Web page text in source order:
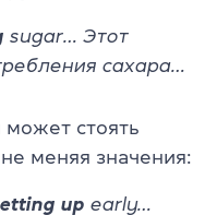
sugar… Этот
сахара…
стоять
меняя значения:
up early…